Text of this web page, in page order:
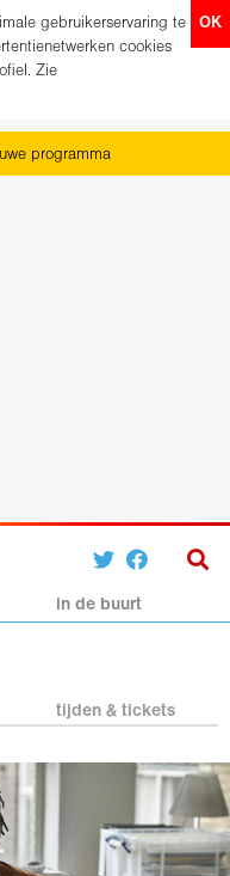
OK
gebruikerservaring te
cookies
Zie
programma
koop direct je kaartjes
in de buurt
tijden & tickets